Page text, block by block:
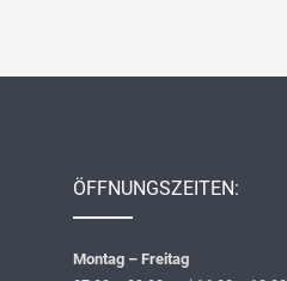
ÖFFNUNGSZEITEN:
Montag – Freitag